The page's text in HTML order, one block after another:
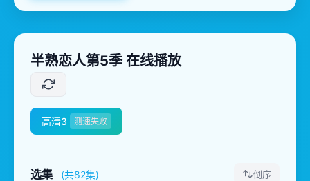
半熟恋人第5季 在线播放
高清3 测速失败
选集 (共82集) 倒序